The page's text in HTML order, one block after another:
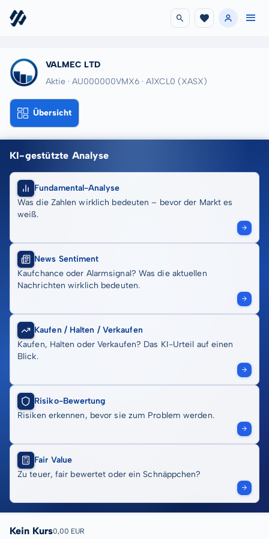
VALMEC LTD
Aktie · AU000000VMX6 · A1XCL0 (XASX)
Übersicht
KI-gestützte Analyse
Fundamental-Analyse
Was die Zahlen wirklich bedeuten – bevor der Markt es
weiß.
News Sentiment
Kaufchance oder Alarmsignal? Was die aktuellen
Nachrichten wirklich bedeuten.
Kaufen / Halten / Verkaufen
Kaufen, Halten oder Verkaufen? Das KI-Urteil auf einen
Blick.
Risiko-Bewertung
Risiken erkennen, bevor sie zum Problem werden.
Fair Value
Zu teuer, fair bewertet oder ein Schnäppchen?
Kein Kurs0,00 EUR